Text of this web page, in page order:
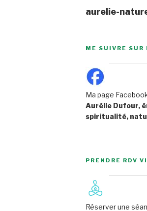
aurelie-
ME SUIVRE SUR
Ma page
Aurélie Dufour,
spiritualité,
PRENDRE RDV
Réserver une